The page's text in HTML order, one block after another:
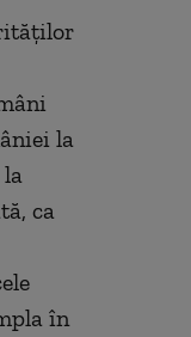
la
ca
în